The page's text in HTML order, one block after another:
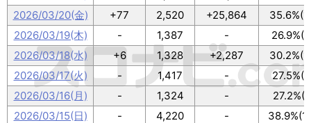
2026/03/20(金)
+77 2,520 +25,864
2026/03/19(木)
- 1,387 -
2026/03/18(水)
+6 1,328 +2,287
2026/03/17(火)
- 1,417 -
2026/03/16(月)
- 1,324 -
2026/03/15(日)
- 4,220 -